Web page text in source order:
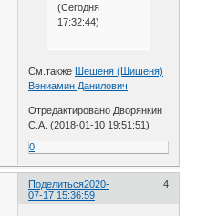
(Сегодня
17:32:44)
См.также Шешеня (Шишеня)
Вениамин Данилович
Отредактировано Дворянкин
С.А. (2018-01-10 19:51:51)
0
Поделиться 4
2020-
07-17 15:36:59